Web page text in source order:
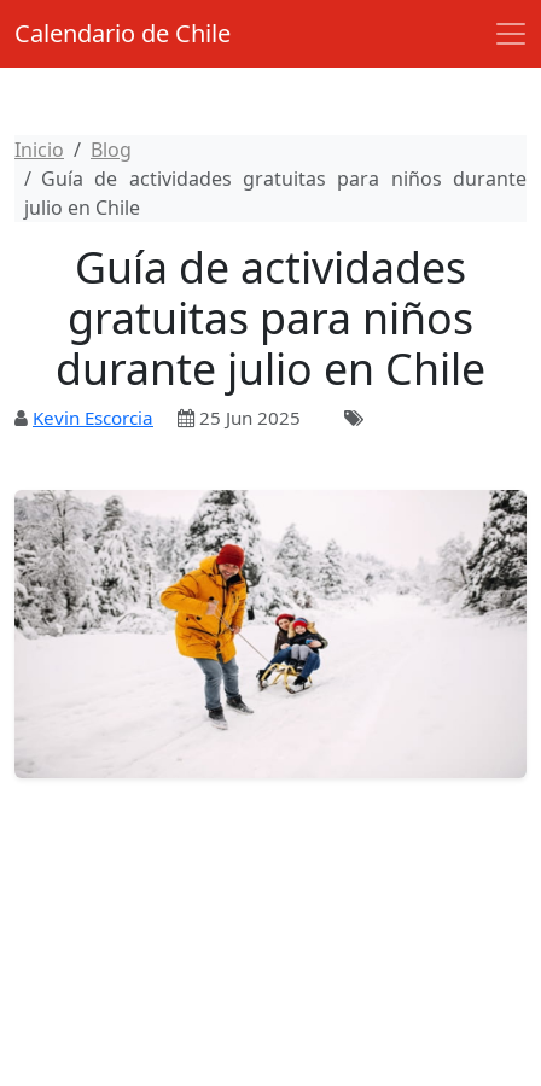
Calendario de Chile
Inicio
Blog
Guía de actividades gratuitas para niños durante
julio en Chile
Guía de actividades
gratuitas para niños
durante julio en Chile
Kevin Escorcia 25 Jun 2025